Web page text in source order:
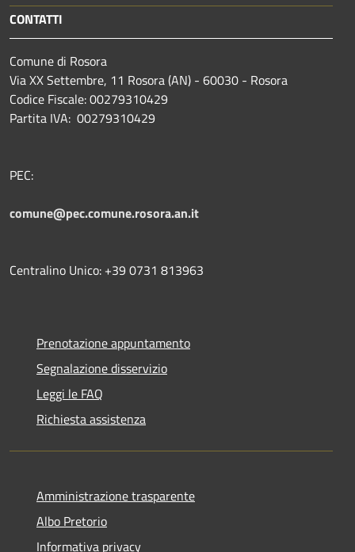
CONTATTI
Comune di Rosora
Via XX Settembre, 11 Rosora (AN) - 60030 - Rosora
Codice Fiscale: 00279310429
Partita IVA: 00279310429
PEC:
comune@pec.comune.rosora.an.it
Centralino Unico: +39 0731 813963
Prenotazione appuntamento
Segnalazione disservizio
Leggi le FAQ
Richiesta assistenza
Amministrazione trasparente
Albo Pretorio
Informativa privacy